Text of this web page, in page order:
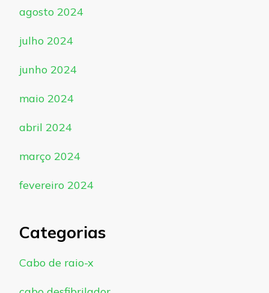
agosto 2024
julho 2024
junho 2024
maio 2024
abril 2024
março 2024
fevereiro 2024
Categorias
Cabo de raio-x